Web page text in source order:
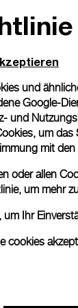
und
Google-
und
um
mit
oder allen
, um mehr
um Ihr
cookies